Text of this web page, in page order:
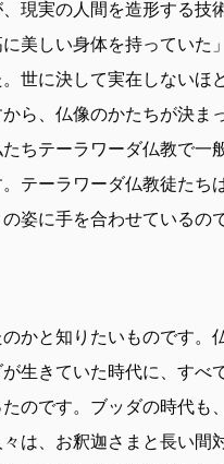
現実の人間を造形する技
美しい身体を持っていた
世に決して実在しないほ
ら、仏像のかたちが決ま
ちテーラワーダ仏教で一
テーラワーダ仏教徒たち
姿に手を合わせているので
かと知りたいものです。
生きていた時代に、すべ
のです。ブッダの時代も
は、お釈迦さまと長い間